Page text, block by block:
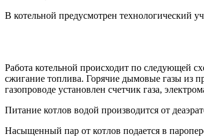
В котельной предусмотрен технологический
Работа котельной происходит по следующей
сжигание топлива. Горячие дымовые газы из
газопроводе установлен счетчик газа,
Питание котлов водой производится от
Насыщенный пар от котлов подается в